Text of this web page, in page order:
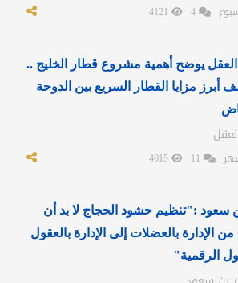
يوضح أهمية مشروع قطار الخليج ..
أبرز مزايا القطار السريع بين الدوحة
سعود :"تنظيم حشود الحجاج لا بد أن
من الإدارة بالعضلات إلى الإدارة بالعقول
الرقمية"